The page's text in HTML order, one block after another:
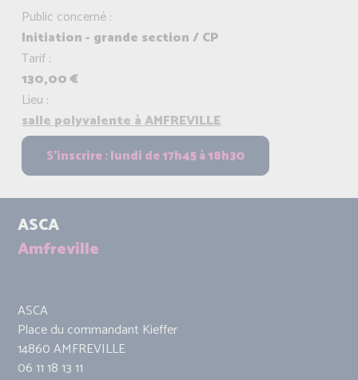
Public concerné :
Initiation - grande section / CP
Tarif :
130,00 €
Lieu :
salle polyvalente à AMFREVILLE
ASCA
Amfreville
ASCA
Place du commandant Kieffer
14860 AMFREVILLE
06 11 18 13 11